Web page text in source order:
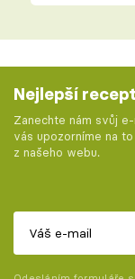
Nejlepší
Zanechte nám svůj
vás upozorníme na
z našeho webu.